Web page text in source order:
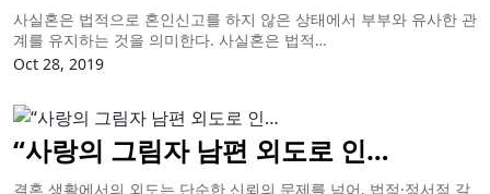
사실혼은 법적으로 혼인신고를 하지 않은 상태에서 부부와 유사한 관
계를 유지하는 것을 의미한다. 사실혼은 법적…
Oct 28, 2019
“사랑의 그림자 남편 외도로 인…
결혼 생활에서의 외도는 단순한 신뢰의 문제를 넘어, 법적·정서적 갈